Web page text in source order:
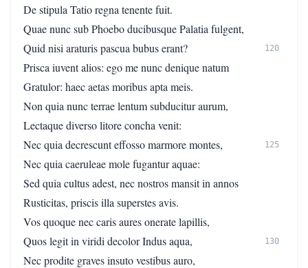
De stipula Tatio regna tenente fuit.
Quae nunc sub Phoebo ducibusque Palatia fulgent,
Quid nisi araturis pascua bubus erant?
120
Prisca iuvent alios: ego me nunc denique natum
Gratulor: haec aetas moribus apta meis.
Non quia nunc terrae lentum subducitur aurum,
Lectaque diverso litore concha venit:
Nec quia decrescunt effosso marmore montes,
125
Nec quia caeruleae mole fugantur aquae:
Sed quia cultus adest, nec nostros mansit in annos
Rusticitas, priscis illa superstes avis.
Vos quoque nec caris aures onerate lapillis,
Quos legit in viridi decolor Indus aqua,
130
Nec prodite graves insuto vestibus auro,